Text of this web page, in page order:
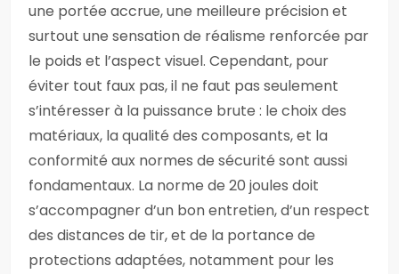
une portée accrue, une meilleure précision et
surtout une sensation de réalisme renforcée par
le poids et l’aspect visuel. Cependant, pour
éviter tout faux pas, il ne faut pas seulement
s’intéresser à la puissance brute : le choix des
matériaux, la qualité des composants, et la
conformité aux normes de sécurité sont aussi
fondamentaux. La norme de 20 joules doit
s’accompagner d’un bon entretien, d’un respect
des distances de tir, et de la portance de
protections adaptées, notamment pour les